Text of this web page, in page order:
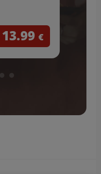
13.99 €